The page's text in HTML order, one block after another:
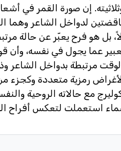
إن صورة القمر في
لدواخل الشاعر وهما
هو فرح يعبّر عن حالة
عما يجول في نفسه،
مرتبطة بدواخل الشاعر
رمزية متعددة وكجزء
مع حالاته الروحية
استعملت لتعكس أفراح